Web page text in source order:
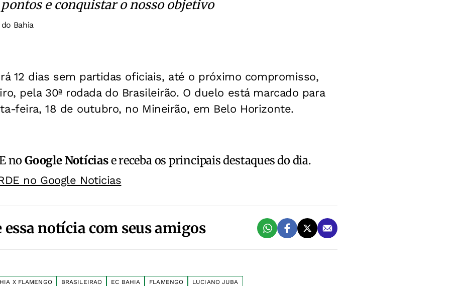
e conquistar o nosso objetivo
Bahia
12 dias sem partidas oficiais, até o próximo compromisso,
pela 30ª rodada do Brasileirão. O duelo está marcado para
feira, 18 de outubro, no Mineirão, em Belo Horizonte.
noGoogle Notíciase receba os principais destaques do dia.
no Google Noticias
notícia com seus amigos
X FLAMENGO BRASILEIRAO EC BAHIA FLAMENGO LUCIANO JUBA